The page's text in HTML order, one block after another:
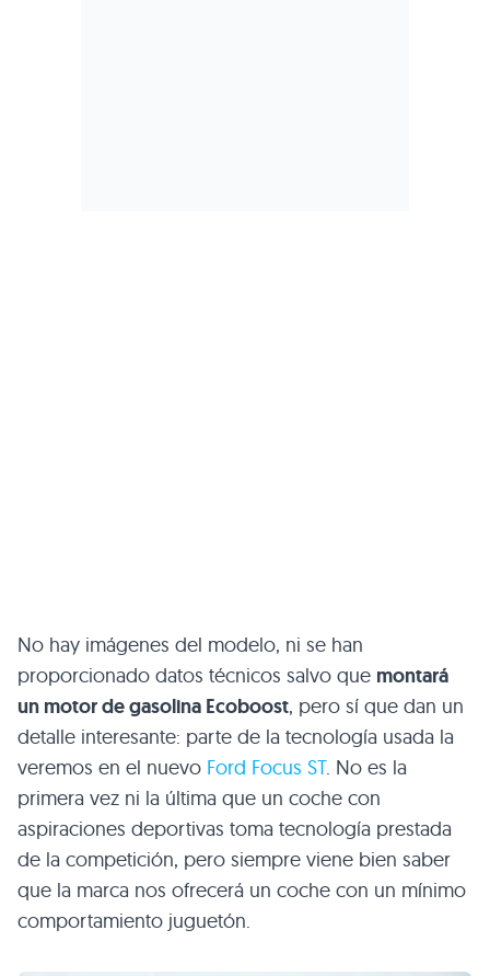
No hay imágenes del modelo, ni se han
proporcionado datos técnicos salvo que montará
un motor de gasolina Ecoboost, pero sí que dan un
detalle interesante: parte de la tecnología usada la
veremos en el nuevo Ford Focus ST. No es la
primera vez ni la última que un coche con
aspiraciones deportivas toma tecnología prestada
de la competición, pero siempre viene bien saber
que la marca nos ofrecerá un coche con un mínimo
comportamiento juguetón.